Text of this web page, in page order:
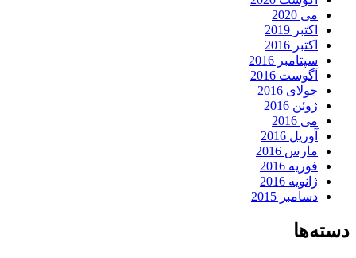
می 2020
اکتبر 2019
اکتبر 2016
سپتامبر 2016
آگوست 2016
جولای 2016
ژوئن 2016
می 2016
آوریل 2016
مارس 2016
فوریه 2016
ژانویه 2016
دسامبر 2015
دسته‌ها